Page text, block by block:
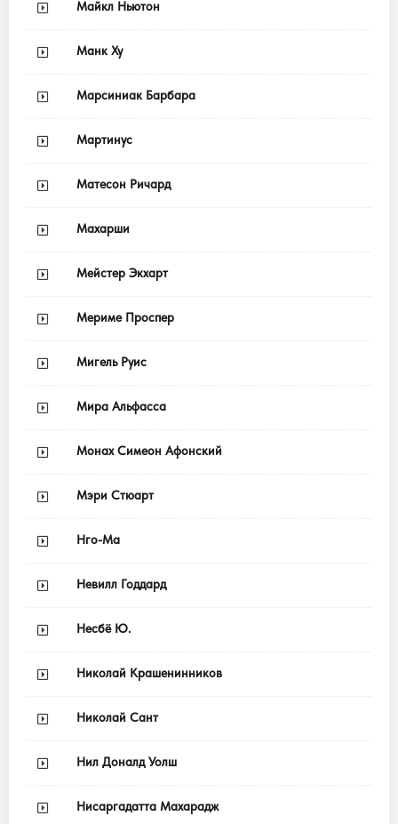
Майкл Ньютон
Манк Ху
Марсиниак Барбара
Мартинус
Матесон Ричард
Махарши
Мейстер Экхарт
Мериме Проспер
Мигель Руис
Мира Альфасса
Монах Симеон Афонский
Мэри Стюарт
Нго-Ма
Невилл Годдард
Несбё Ю.
Николай Крашенинников
Николай Сант
Нил Доналд Уолш
Нисаргадатта Махарадж